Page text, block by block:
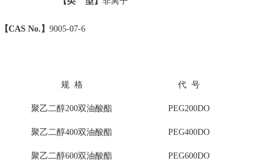
【CAS No.】 9005-07-6
规 格 代 号
聚乙二醇200双油酸酯 PEG200DO
聚乙二醇400双油酸酯 PEG400DO
聚乙二醇600双油酸酯 PEG600DO